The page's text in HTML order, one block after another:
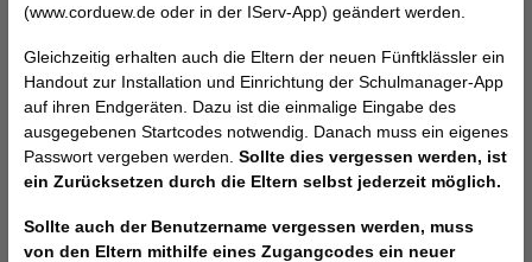
(www.corduew.de oder in der IServ-App) geändert werden.
Gleichzeitig erhalten auch die Eltern der neuen Fünftklässler ein
Handout zur Installation und Einrichtung der Schulmanager-App
auf ihren Endgeräten. Dazu ist die einmalige Eingabe des
ausgegebenen Startcodes notwendig. Danach muss ein eigenes
Passwort vergeben werden. Sollte dies vergessen werden, ist
ein Zurücksetzen durch die Eltern selbst jederzeit möglich.
Sollte auch der Benutzername vergessen werden, muss
von den Eltern mithilfe eines Zugangcodes ein neuer